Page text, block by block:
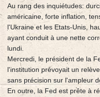
Au rang des inquiétudes:
américaine, forte inflation,
l'Ukraine et les Etats-Unis,
ayant conduit à une nette
lundi.
Mercredi, le président de la
l'institution prévoyait un
sans précision sur l'ampleur
En outre, la Fed est prête à